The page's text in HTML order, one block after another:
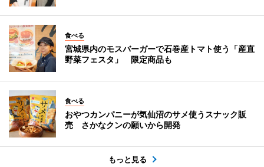
食べる
宮城県内のモスバーガーで石巻産トマト使う「産直
野菜フェスタ」 限定商品も
食べる
おやつカンパニーが気仙沼のサメ使うスナック販
売 さかなクンの願いから開発
もっと見る